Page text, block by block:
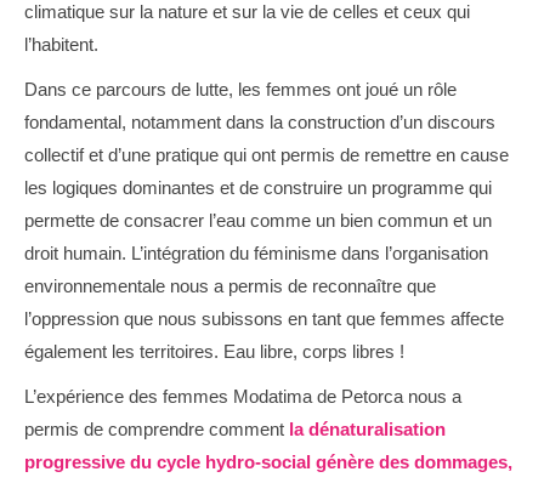
climatique sur la nature et sur la vie de celles et ceux qui
l’habitent.
Dans ce parcours de lutte, les femmes ont joué un rôle
fondamental, notamment dans la construction d’un discours
collectif et d’une pratique qui ont permis de remettre en cause
les logiques dominantes et de construire un programme qui
permette de consacrer l’eau comme un bien commun et un
droit humain. L’intégration du féminisme dans l’organisation
environnementale nous a permis de reconnaître que
l’oppression que nous subissons en tant que femmes affecte
également les territoires. Eau libre, corps libres !
L’expérience des femmes Modatima de Petorca nous a
permis de comprendre comment la dénaturalisation
progressive du cycle hydro-social génère des dommages,